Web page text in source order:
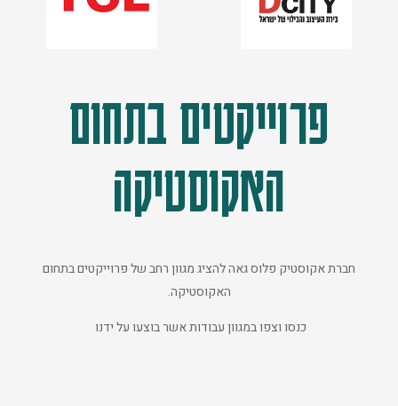
פרוייקטים בתחום
האקוסטיקה
חברת אקוסטיק פלוס גאה להציג מגוון רחב של פרוייקטים בתחום
האקוסטיקה.
כנסו וצפו במגוון עבודות אשר בוצעו על ידנו